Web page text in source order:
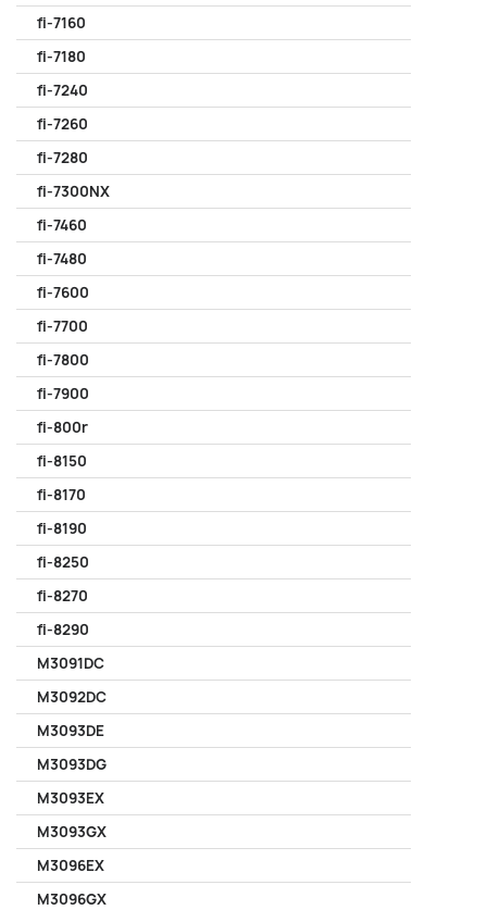
fi-7160
fi-7180
fi-7240
fi-7260
fi-7280
fi-7300NX
fi-7460
fi-7480
fi-7600
fi-7700
fi-7800
fi-7900
fi-800r
fi-8150
fi-8170
fi-8190
fi-8250
fi-8270
fi-8290
M3091DC
M3092DC
M3093DE
M3093DG
M3093EX
M3093GX
M3096EX
M3096GX